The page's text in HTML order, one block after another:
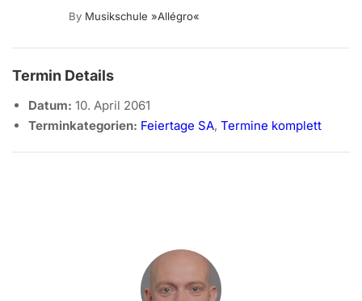
By Musikschule »allégro«
Termin Details
Datum: 10. April 2061
Terminkategorien: Feiertage SA, Termine komplett